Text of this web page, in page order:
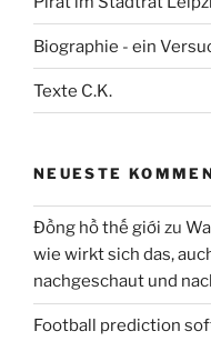
Biographie - ein
Texte C.K.
NEUESTE
Đồng hồ thế giới zu
wie wirkt sich das,
nachgeschaut und
Football prediction